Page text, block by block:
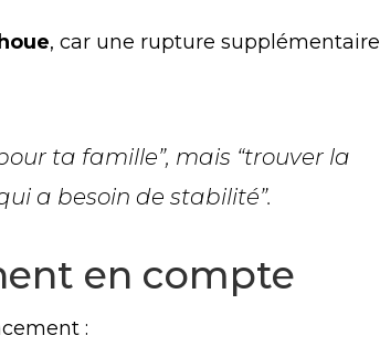
, car une rupture supplémentaire
ta famille”, mais “trouver la
a besoin de stabilité”.
en compte
: